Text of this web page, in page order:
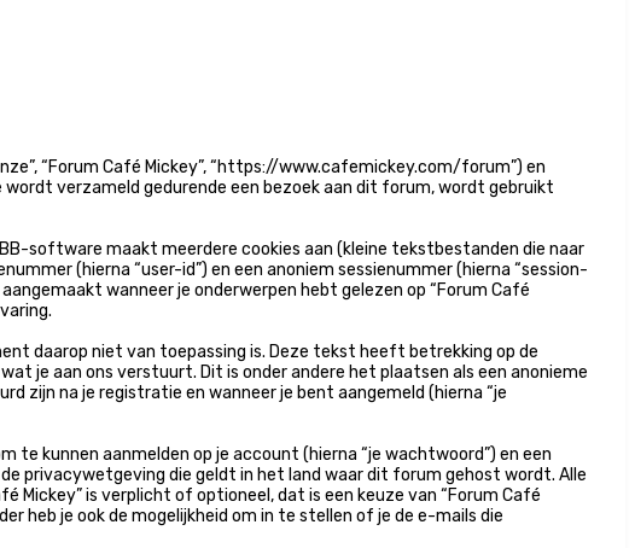
“Forum Café Mickey”, “https://www.cafemickey.com/forum”) en
wordt verzameld gedurende een bezoek aan dit forum, wordt gebruikt
software maakt meerdere cookies aan (kleine tekstbestanden die naar
(hierna “user-id”) en een anoniem sessienummer (hierna “session-
wanneer je onderwerpen hebt gelezen op “Forum Café
daarop niet van toepassing is. Deze tekst heeft betrekking op de
je aan ons verstuurt. Dit is onder andere het plaatsen als een anonieme
zijn na je registratie en wanneer je bent aangemeld (hierna “je
te kunnen aanmelden op je account (hierna “je wachtwoord”) en een
privacywetgeving die geldt in het land waar dit forum gehost wordt. Alle
is verplicht of optioneel, dat is een keuze van “Forum Café
heb je ook de mogelijkheid om in te stellen of je de e-mails die